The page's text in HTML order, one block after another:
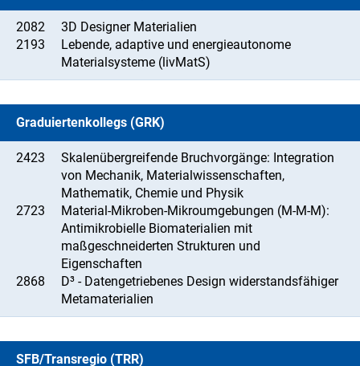
2082
3D Designer Materialien
2193
Lebende, adaptive und energieautonome
Materialsysteme (livMatS)
Graduiertenkollegs (GRK)
2423
Skalenübergreifende Bruchvorgänge: Integration
von Mechanik, Materialwissenschaften,
Mathematik, Chemie und Physik
2723
Material-Mikroben-Mikroumgebungen (M-M-M):
Antimikrobielle Biomaterialien mit
maßgeschneiderten Strukturen und
Eigenschaften
2868
D³ - Datengetriebenes Design widerstandsfähiger
Metamaterialien
SFB/Transregio (TRR)